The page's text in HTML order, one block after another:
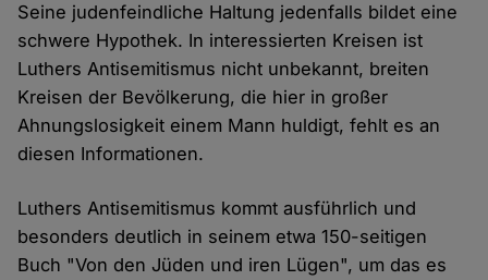
Seine judenfeindliche Haltung jedenfalls bildet eine
schwere Hypothek. In interessierten Kreisen ist
Luthers Antisemitismus nicht unbekannt, breiten
Kreisen der Bevölkerung, die hier in großer
Ahnungslosigkeit einem Mann huldigt, fehlt es an
diesen Informationen.
Luthers Antisemitismus kommt ausführlich und
besonders deutlich in seinem etwa 150-seitigen
Buch "Von den Jüden und iren Lügen", um das es